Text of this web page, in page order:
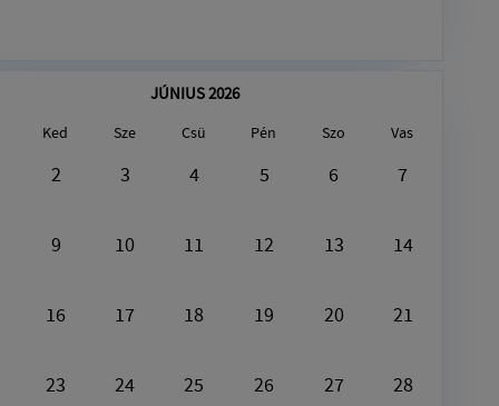
JÚNIUS 2026
Ked Sze Csü Pén Szo Vas
2 3 4 5 6 7
9 10 11 12 13 14
16 17 18 19 20 21
23 24 25 26 27 28